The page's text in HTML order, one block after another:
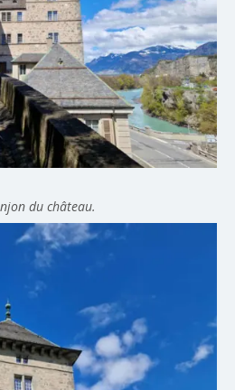
du château.